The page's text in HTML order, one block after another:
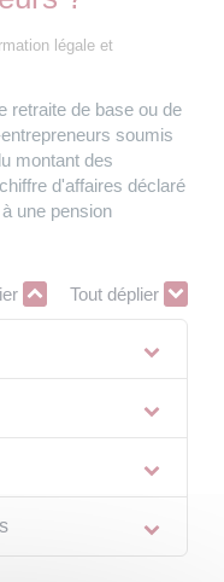
légale et
retraite de base ou de
soumis
montant des
d'affaires déclaré
une pension
Tout déplier